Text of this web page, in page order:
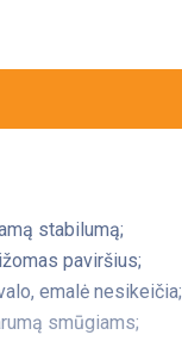
stabilumą;
paviršius;
emalė nesikeičia;
smūgiams;